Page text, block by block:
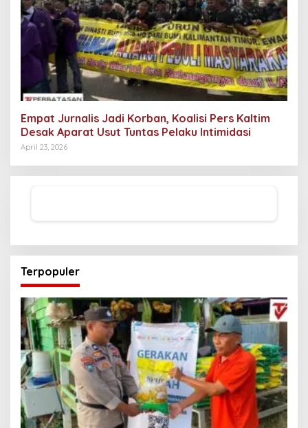
Empat Jurnalis Jadi Korban, Koalisi Pers Kaltim
Desak Aparat Usut Tuntas Pelaku Intimidasi
April 23, 2026
Terpopuler